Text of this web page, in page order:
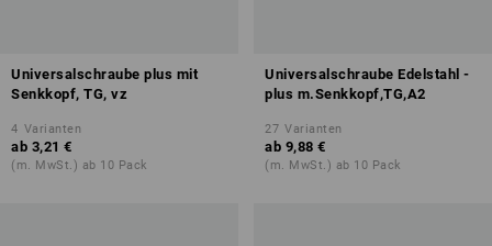
Universalschraube plus mit
Senkkopf, TG, vz
4 Varianten
ab 3,21 €
(m. MwSt.) ab 10 Pack
Universalschraube Edelstahl -
plus m.Senkkopf,TG,A2
27 Varianten
ab 9,88 €
(m. MwSt.) ab 10 Pack